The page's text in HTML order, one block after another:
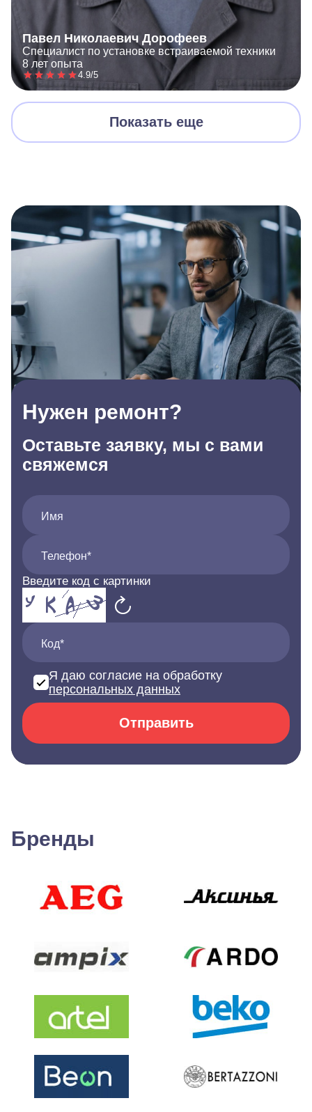
Павел Николаевич Дорофеев
Специалист по установке встраиваемой техники
8 лет опыта
4.9/5
Показать еще
Нужен ремонт?
Оставьте заявку, мы с вами
свяжемся
Имя
Телефон*
Введите код с картинки
Код*
Я даю согласие на обработку
персональных данных
Отправить
Бренды